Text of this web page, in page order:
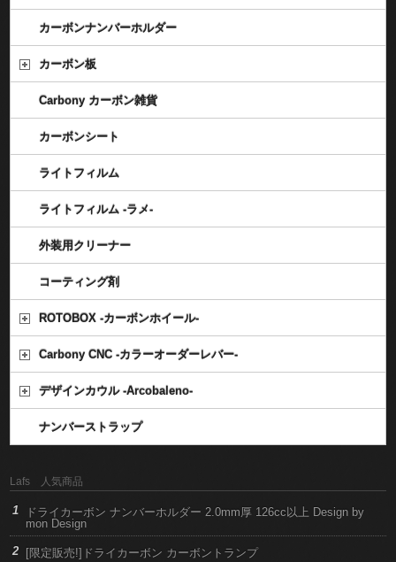
カーボンナンバーホルダー
カーボン板
Carbony カーボン雑貨
カーボンシート
ライトフィルム
ライトフィルム -ラメ-
外装用クリーナー
コーティング剤
ROTOBOX -カーボンホイール-
Carbony CNC -カラーオーダーレバー-
デザインカウル -Arcobaleno-
ナンバーストラップ
Lafs 人気商品
ドライカーボン ナンバーホルダー 2.0mm厚 126cc以上 Design by
mon Design
[限定販売!]ドライカーボン カーボントランプ